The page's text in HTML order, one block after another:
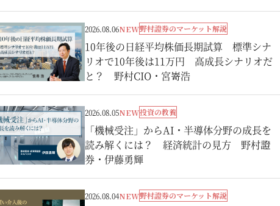
2026.08.06NEW野村證券のマーケット解説
10年後の日経平均株価長期試算 標準シナ
リオで10年後は11万円 高成長シナリオだ
と？ 野村CIO・宮嵜浩
2026.08.05NEW投資の教養
「機械受注」からAI・半導体分野の成長を
読み解くには？ 経済統計の見方 野村證
券・伊藤勇輝
2026.08.04NEW野村證券のマーケット解説